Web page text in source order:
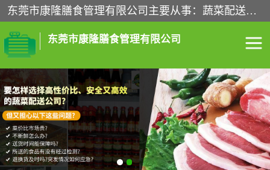
东莞市康隆膳食管理有限公司主要从事：蔬菜配送、食堂承包、企业工厂食堂承包、机关单位食堂承包、调味品配送、粮油配送、干货配送、副食配送、水果配送、海鲜配送等业务，东莞蔬菜配送电话，咨询在线客服。
东莞市康隆膳食管理有限公司
食堂承包 蔬菜配送
粮油配送 鲜肉配送
海鲜配送 食材配送